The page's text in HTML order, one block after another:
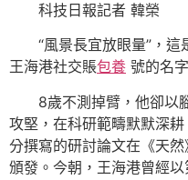
科技日報記者 韓榮
“風景長宜放眼量”，
王海港社交賬包養 號的名
8歲不測掉臂，他卻以
攻堅，在科研範疇默默深
分撰寫的研討論文在《天
頒發。今朝，王海港曾經